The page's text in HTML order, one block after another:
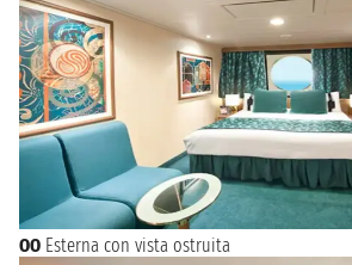
OO Esterna con vista ostruita